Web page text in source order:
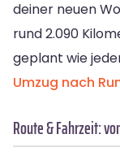
deiner neuen
rund 2.090
geplant wie
Umzug nach
Route & Fahrzeit: